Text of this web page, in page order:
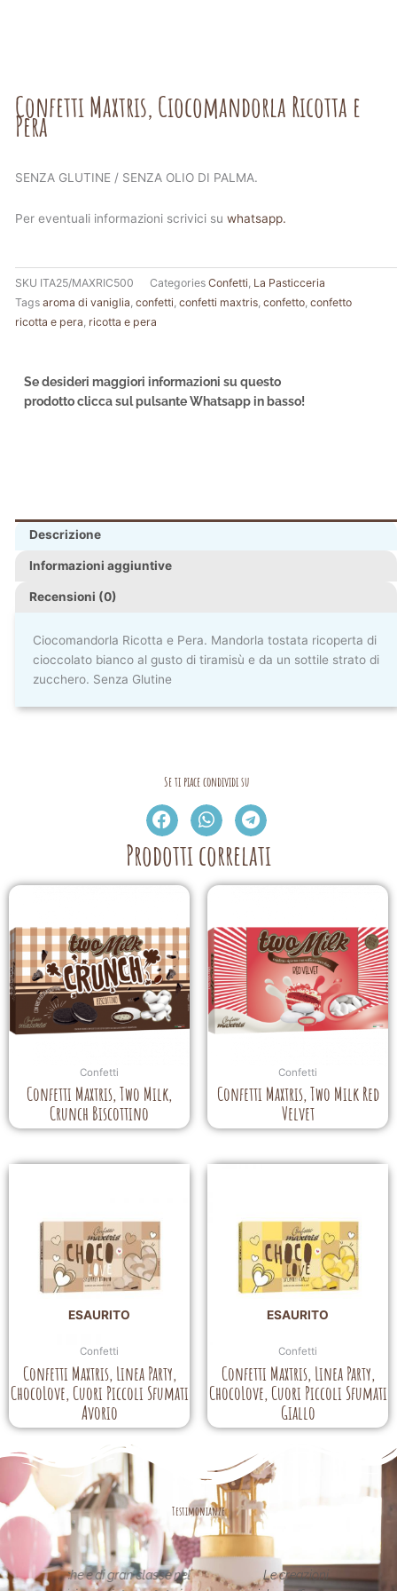
Confetti Maxtris, Ciocomandorla Ricotta e
Pera
SENZA GLUTINE / SENZA OLIO DI PALMA.
Per eventuali informazioni scrivici su whatsapp.
SKU ITA25/MAXRIC500 Categories Confetti La Pasticceria
Tags aroma di vaniglia confetti confetti maxtris confetto confetto
ricotta e pera ricotta e pera
Se desideri maggiori informazioni su questo
prodotto clicca sul pulsante Whatsapp in basso!
Descrizione
Informazioni aggiuntive
Recensioni (0)
Ciocomandorla Ricotta e Pera. Mandorla tostata ricoperta di
cioccolato bianco al gusto di tiramisù e da un sottile strato di
zucchero. Senza Glutine
Se ti piace condividi su
Prodotti correlati
Confetti
Confetti Maxtris, Two Milk,
Crunch Biscottino
Confetti
Confetti Maxtris, Two Milk Red
Velvet
ESAURITO
Confetti
Confetti Maxtris, Linea Party,
ChocoLove, Cuori Piccoli Sfumati
Avorio
ESAURITO
Confetti
Confetti Maxtris, Linea Party,
ChocoLove, Cuori Piccoli Sfumati
Giallo
Testimonianze
nel
Le creazioni sono fantastiche e